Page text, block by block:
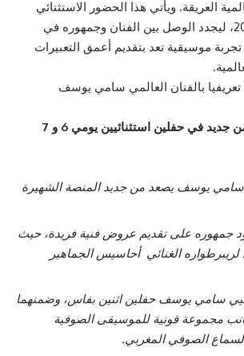
العريقة. ويأتي هذا الحضور الاستثنائي
يومي 6 و7 يونيو 2026، ليجدد الوصل بين الفنان وجمهوره في
تجربة موسيقية تعد بتقديم أعمق التعبيرات
تعريفيا بالفنان العالمي سامي يوسف
سامي يوسف يعود من جديد في حفلين استثنائيين يومي 6 و 7
سامي يوسف يصعد من جديد المنصة الشهيرة
على تقديم عروض فنية فريدة، حيث
الغنائي أحاسيس الجماهير
سامي يوسف حفلين اثنين بفاس، وضمنهما
مجموعة قونية للموسيقى الصوفية
الصوفي المغربي.